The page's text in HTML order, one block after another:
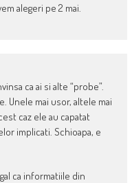
alegeri pe 2 mai.
ca ai si alte “probe”.
Unele mai usor, altele mai
caz ele au capatat
implicati. Schioapa, e
ca informatiile din